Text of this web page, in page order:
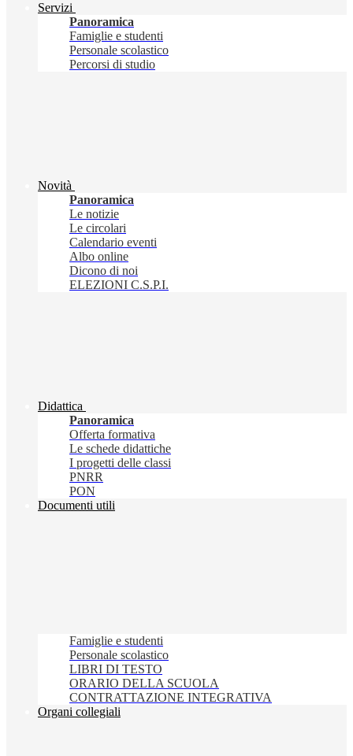
Servizi
Panoramica
Famiglie e studenti
Personale scolastico
Percorsi di studio
Novità
Panoramica
Le notizie
Le circolari
Calendario eventi
Albo online
Dicono di noi
ELEZIONI C.S.P.I.
Didattica
Panoramica
Offerta formativa
Le schede didattiche
I progetti delle classi
PNRR
PON
Documenti utili
Famiglie e studenti
Personale scolastico
LIBRI DI TESTO
ORARIO DELLA SCUOLA
CONTRATTAZIONE INTEGRATIVA
Organi collegiali